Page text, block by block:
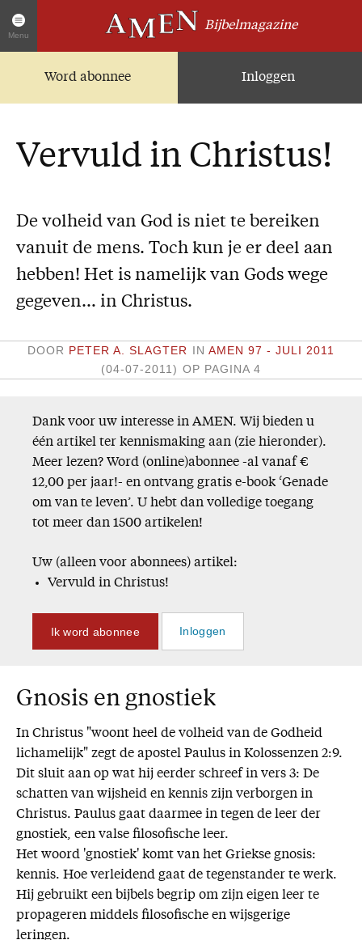
Menu
Bijbelmagazine
Word abonnee Inloggen
Artikelen
Zoek in alle artikelen
Facebook
Over AMEN
Abonnementen
Geschenkabonnement
Steun AMEN
Missie
Service
Nabestellen
Vragen en opmerkingen
Bijbelstudieagenda
Vervuld in Christus!
De volheid van God is niet te bereiken
vanuit de mens. Toch kun je er deel aan
hebben! Het is namelijk van Gods wege
gegeven… in Christus.
DOOR PETER A. SLAGTER IN AMEN 97 - JULI 2011
(04-07-2011) OP PAGINA 4
Dank voor uw interesse in AMEN. Wij bieden u
één artikel ter kennismaking aan (zie hieronder).
Meer lezen? Word (online)abonnee -al vanaf €
12,00 per jaar!- en ontvang gratis e-book ‘Genade
om van te leven’. U hebt dan volledige toegang
tot meer dan 1500 artikelen!
Uw (alleen voor abonnees) artikel:
Vervuld in Christus!
Ik word abonnee Inloggen
Gnosis en gnostiek
In Christus "woont heel de volheid van de Godheid
lichamelijk" zegt de apostel Paulus in Kolossenzen 2:9.
Dit sluit aan op wat hij eerder schreef in vers 3: De
schatten van wijsheid en kennis zijn verborgen in
Christus. Paulus gaat daarmee in tegen de leer der
gnostiek, een valse filosofische leer.
Het woord 'gnostiek' komt van het Griekse gnosis:
kennis. Hoe verleidend gaat de tegenstander te werk.
Hij gebruikt een bijbels begrip om zijn eigen leer te
propageren middels filosofische en wijsgerige
leringen.